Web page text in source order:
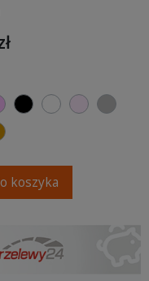
różowyczarnybiałyjasny róż
szary
koniakowy
koszyka